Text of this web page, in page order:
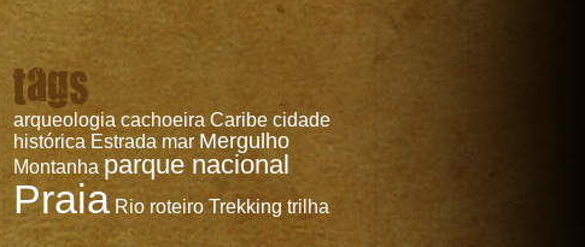
tags
arqueologia cachoeira Caribe cidade
histórica Estrada mar Mergulho
Montanha parque nacional
Praia Rio roteiro Trekking trilha